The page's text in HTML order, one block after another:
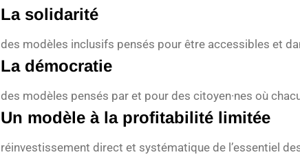
La solidarité
des modèles inclusifs pensés pour être accessibles et
La démocratie
des modèles pensés par et pour des citoyen·nes où
Un modèle à la profitabilité limitée
réinvestissement direct et systématique de l’essentiel